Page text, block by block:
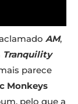
AM,
Tranquility
parece
Monkeys
pelo que a